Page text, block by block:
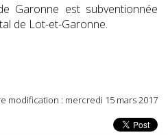
Garonne est subventionnée
de Lot-et-Garonne.
modification : mercredi 15 mars 2017